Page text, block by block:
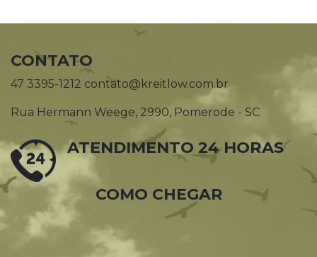
CONTATO
47 3395-1212 contato@kreitlow.com.br
Rua Hermann Weege, 2990, Pomerode - SC
ATENDIMENTO 24 HORAS
COMO CHEGAR